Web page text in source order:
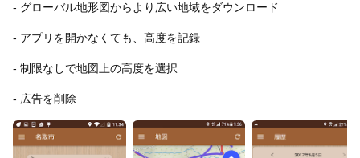
- グローバル地形図からより広い地域をダウンロード
- アプリを開かなくても、高度を記録
- 制限なしで地図上の高度を選択
- 広告を削除